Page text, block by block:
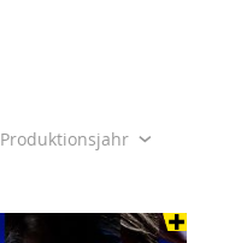
Produktionsjahr